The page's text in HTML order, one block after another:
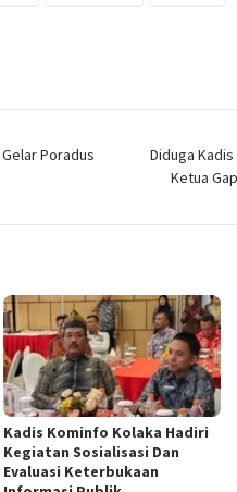
Poradus
Diduga
Ketua
Kadis Kominfo Kolaka Hadiri
Kegiatan Sosialisasi Dan
Evaluasi Keterbukaan